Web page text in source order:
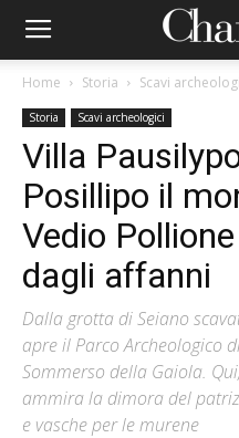
Home Storia Scavi
Storia Scavi archeologici
Villa
Posillipo il
Vedio
dagli affanni
Dalla grotta di Seiano
apre il Parco Archeologico
Sommerso della Gaiola.
ammira la dimora del
e vasche per le murene